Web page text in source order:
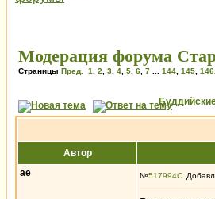
Модерация форума
Страницы Пред. 1 2 3 4 5 6 7 144 145 146
Автор
ae
№517994